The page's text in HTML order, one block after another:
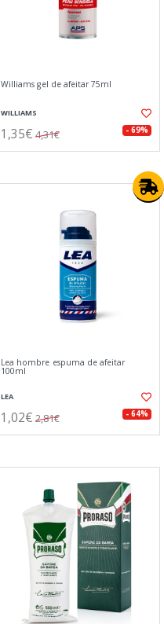
Williams gel de afeitar 75ml
WILLIAMS
1,35€ 4,31€ - 69%
Lea hombre espuma de afeitar
100ml
LEA
1,02€ 2,81€ - 64%